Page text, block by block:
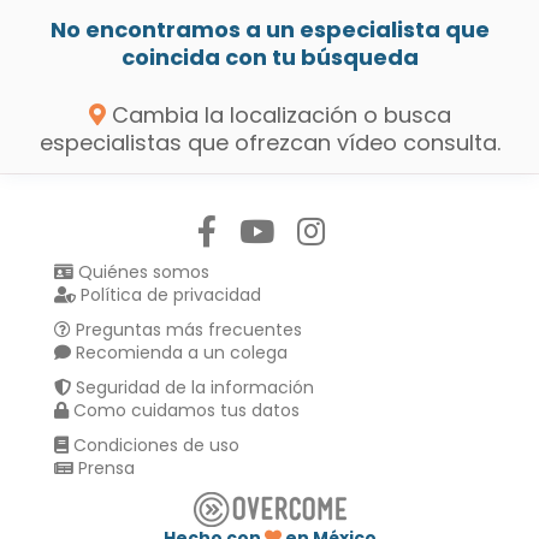
No encontramos a un especialista que
coincida con tu búsqueda
Cambia la localización o busca
especialistas que ofrezcan vídeo consulta.
Quiénes somos
Política de privacidad
Preguntas más frecuentes
Recomienda a un colega
Seguridad de la información
Como cuidamos tus datos
Condiciones de uso
Prensa